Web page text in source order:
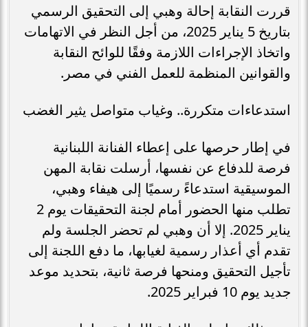
قررت النقابة إحالة وهبي إلى التحقيق الرسمي
بتاريخ 5 يناير 2025، من أجل النظر في الاتهامات
واتخاذ الإجراءات اللازمة وفقًا للوائح النقابة
والقوانين المنظمة للعمل الفني في مصر.
استدعاءات متكررة.. وغياب متواصل يثير الغضب
في إطار حرصها على إعطاء الفنانة اللبنانية
فرصة للدفاع عن نفسها، أرسلت نقابة المهن
الموسيقية استدعاءً رسميًا إلى هيفاء وهبي،
تطلب منها الحضور أمام لجنة التحقيقات يوم 2
يناير 2025. إلا أن وهبي لم تحضر الجلسة ولم
تقدم أي أعذار رسمية لغيابها، ما دفع اللجنة إلى
تأجيل التحقيق ومنحها فرصة ثانية، بتحديد موعد
جديد يوم 10 فبراير 2025.